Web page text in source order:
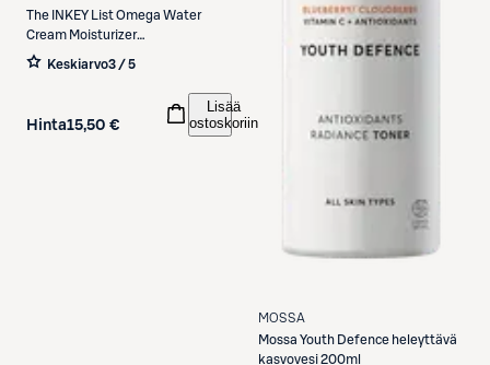
The INKEY ListOmega Water
Cream Moisturizer
geelikosteusvoide 50 ml
Keskiarvo3 / 5
Hinta15,50 €
Lisää
ostoskoriin
MOSSA
Mossa Youth Defence heleyttävä
kasvovesi 200ml